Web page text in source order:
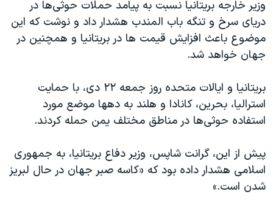
همایش محافظه‌کاران آمریکا «سی‌پک»
صفحه‌های ویژه
سفر پرزیدنت ترامپ به چین
وزیر خارجه بریتانیا نسبت به پیامد حملات حوثی‌ها در
دریای سرخ و تنگه باب المندب هشدار داد و نوشت که این
موضوع باعث افزایش قیمت ها در بریتانیا و همچنین در
جهان خواهد شد.
بریتانیا و ایالات متحده روز جمعه ۲۲ دی، با حمایت
استرالیا، بحرین، کانادا و هلند به دهها موضع مورد
استفاده حوثی‌ها در مناطق مختلف یمن حمله کردند.
پیش از این، گرانت شاپس، وزیر دفاع بریتانیا، به جمهوری
اسلامی هشدار داده بود که «کاسه صبر جهان در حال لبریز
شدن است.»